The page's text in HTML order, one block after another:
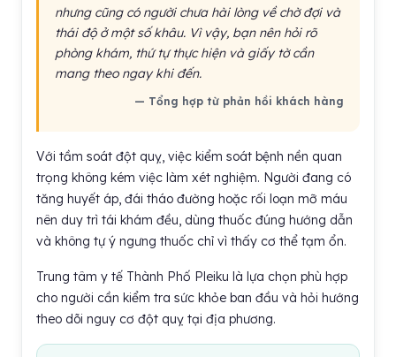
nhưng cũng có người chưa hài lòng về chờ đợi và
thái độ ở một số khâu. Vì vậy, bạn nên hỏi rõ
phòng khám, thứ tự thực hiện và giấy tờ cần
mang theo ngay khi đến.
— Tổng hợp từ phản hồi khách hàng
Với tầm soát đột quỵ, việc kiểm soát bệnh nền quan
trọng không kém việc làm xét nghiệm. Người đang có
tăng huyết áp, đái tháo đường hoặc rối loạn mỡ máu
nên duy trì tái khám đều, dùng thuốc đúng hướng dẫn
và không tự ý ngưng thuốc chỉ vì thấy cơ thể tạm ổn.
Trung tâm y tế Thành Phố Pleiku là lựa chọn phù hợp
cho người cần kiểm tra sức khỏe ban đầu và hỏi hướng
theo dõi nguy cơ đột quỵ tại địa phương.